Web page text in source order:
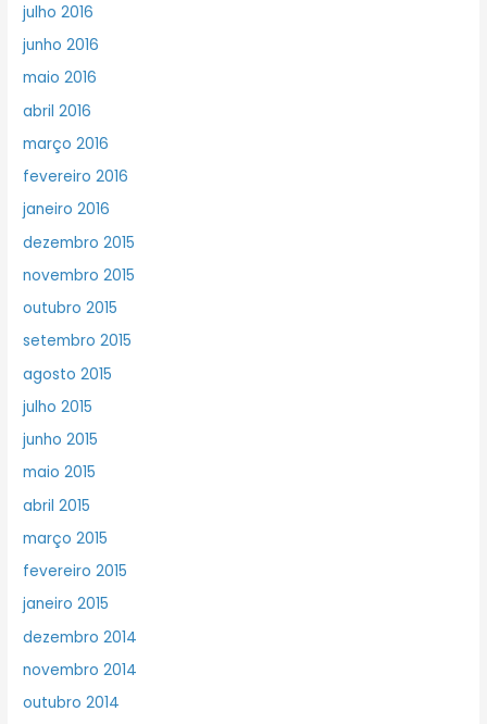
julho 2016
junho 2016
maio 2016
abril 2016
março 2016
fevereiro 2016
janeiro 2016
dezembro 2015
novembro 2015
outubro 2015
setembro 2015
agosto 2015
julho 2015
junho 2015
maio 2015
abril 2015
março 2015
fevereiro 2015
janeiro 2015
dezembro 2014
novembro 2014
outubro 2014